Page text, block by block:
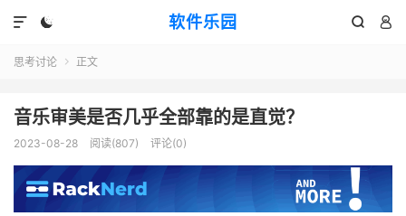
软件乐园 
 

思考讨论  正文
音乐审美是否几乎全部靠的是直觉？
2023-08-28 阅读(807) 评论(0)